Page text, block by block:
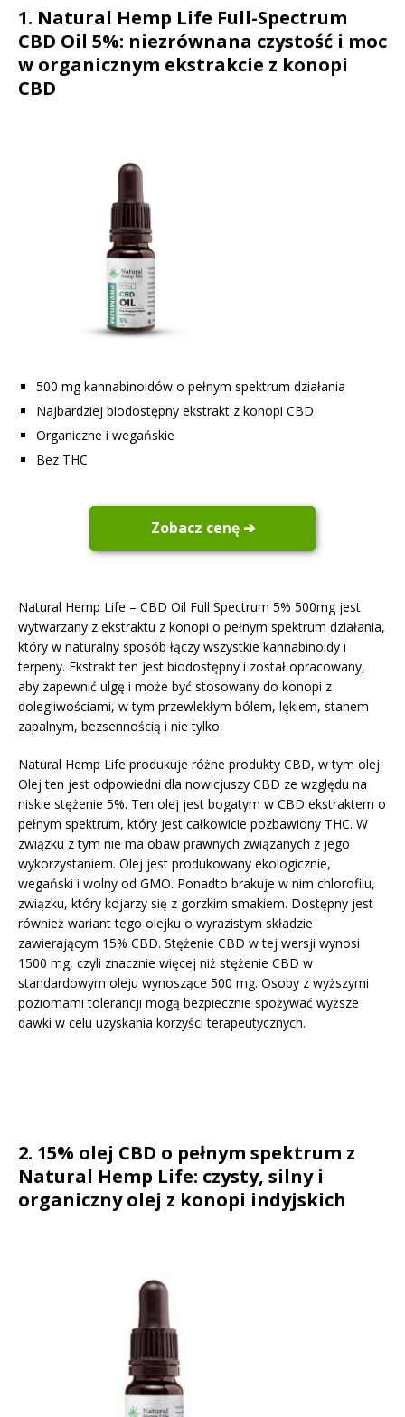
1. Natural Hemp Life Full-Spectrum
CBD Oil 5%: niezrównana czystość i moc
w organicznym ekstrakcie z konopi
CBD
500 mg kannabinoidów o pełnym spektrum działania
Najbardziej biodostępny ekstrakt z konopi CBD
Organiczne i wegańskie
Bez THC
Zobacz cenę ➔
Natural Hemp Life – CBD Oil Full Spectrum 5% 500mg jest
wytwarzany z ekstraktu z konopi o pełnym spektrum działania,
który w naturalny sposób łączy wszystkie kannabinoidy i
terpeny. Ekstrakt ten jest biodostępny i został opracowany,
aby zapewnić ulgę i może być stosowany do konopi z
dolegliwościami, w tym przewlekłym bólem, lękiem, stanem
zapalnym, bezsennością i nie tylko.
Natural Hemp Life produkuje różne produkty CBD, w tym olej.
Olej ten jest odpowiedni dla nowicjuszy CBD ze względu na
niskie stężenie 5%. Ten olej jest bogatym w CBD ekstraktem o
pełnym spektrum, który jest całkowicie pozbawiony THC. W
związku z tym nie ma obaw prawnych związanych z jego
wykorzystaniem. Olej jest produkowany ekologicznie,
wegański i wolny od GMO. Ponadto brakuje w nim chlorofilu,
związku, który kojarzy się z gorzkim smakiem. Dostępny jest
również wariant tego olejku o wyrazistym składzie
zawierającym 15% CBD. Stężenie CBD w tej wersji wynosi
1500 mg, czyli znacznie więcej niż stężenie CBD w
standardowym oleju wynoszące 500 mg. Osoby z wyższymi
poziomami tolerancji mogą bezpiecznie spożywać wyższe
dawki w celu uzyskania korzyści terapeutycznych.
2. 15% olej CBD o pełnym spektrum z
Natural Hemp Life: czysty, silny i
organiczny olej z konopi indyjskich